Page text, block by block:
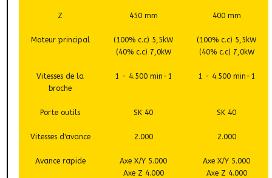
Z 450 mm 400 mm
Moteur principal
(100% c.c) 5,5kW
(40% c.c) 7,0kW
(100% c.c) 5,5kW
(40% c.c) 7,0kW
Vitesses de la
broche
1 - 4.500 min-1 1 - 4.500 min-1
Porte outils SK 40 SK 40
Vitesses d'avance 2.000 2.000
Avance rapide
Axe X/Y 5.000
Axe Z 4.000
Axe X/Y 5.000
Axe Z 4.000